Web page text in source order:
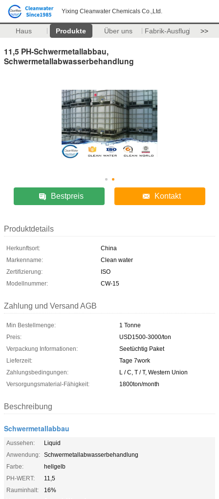
Yixing Cleanwater Chemicals Co.,Ltd.
Haus Produkte Über uns Fabrik-Ausflug >>
11,5 PH-Schwermetallabbau,
Schwermetallabwasserbehandlung
Bestpreis Kontakt
Produktdetails
Herkunftsort:
China
Markenname:
Clean water
Zertifizierung:
ISO
Modellnummer:
CW-15
Zahlung und Versand AGB
Min Bestellmenge:
1 Tonne
Preis:
USD1500-3000/ton
Verpackung Informationen:
Seetüchtig Paket
Lieferzeit:
Tage 7work
Zahlungsbedingungen:
L / C, T / T, Western Union
Versorgungsmaterial-Fähigkeit:
1800ton/month
Beschreibung
Schwermetallabbau
Aussehen:
Liquid
Anwendung: Schwermetallabwasserbehandlung
Farbe:
hellgelb
PH-WERT:
11,5
Rauminhalt:
16%